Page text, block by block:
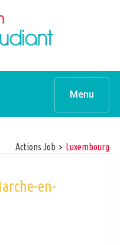
Menu
Actions Job > luxembourg
en-